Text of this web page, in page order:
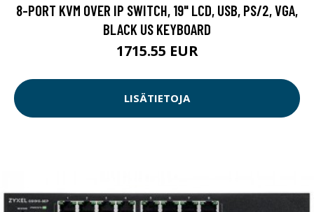
8-PORT KVM OVER IP SWITCH, 19" LCD, USB, PS/2, VGA,
BLACK US KEYBOARD
1715.55 EUR
LISÄTIETOJA